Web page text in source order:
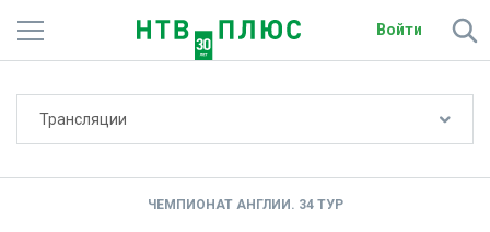
Войти
Трансляции
ЧЕМПИОНАТ АНГЛИИ. 34 ТУР